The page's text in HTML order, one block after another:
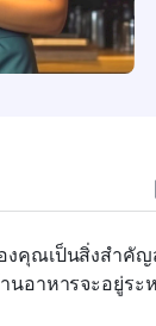
งคุณเป็นสิ่งสำคั
นอาหารจะอยู่ระ